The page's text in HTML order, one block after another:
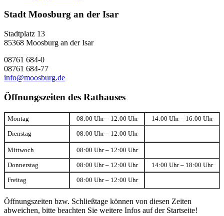
Stadt Moosburg an der Isar
Stadtplatz 13
85368 Moosburg an der Isar
08761 684-0
08761 684-77
info@moosburg.de
Öffnungszeiten des Rathauses
Montag 08:00 Uhr – 12:00 Uhr 14:00 Uhr – 16:00 Uhr
Dienstag 08:00 Uhr – 12:00 Uhr
Mittwoch 08:00 Uhr – 12:00 Uhr
Donnerstag 08:00 Uhr – 12:00 Uhr 14:00 Uhr – 18:00 Uhr
Freitag 08:00 Uhr – 12:00 Uhr
Öffnungszeiten bzw. Schließtage können von diesen Zeiten
abweichen, bitte beachten Sie weitere Infos auf der Startseite!